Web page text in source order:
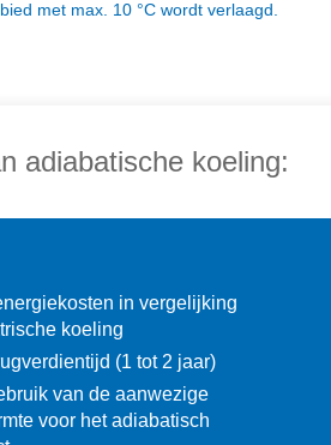
met max. 10 °C wordt verlaagd.
adiabatische koeling:
in vergelijking
koeling
(1 tot 2 jaar)
van de aanwezige
voor het adiabatisch